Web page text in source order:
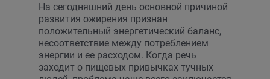
На сегодняшний день основной причиной
развития ожирения признан
положительный энергетический баланс,
несоответствие между потреблением
энергии и ее расходом. Когда речь
заходит о пищевых привычках тучных